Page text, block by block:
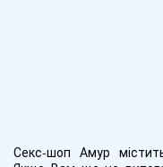
Секс-шоп Амур